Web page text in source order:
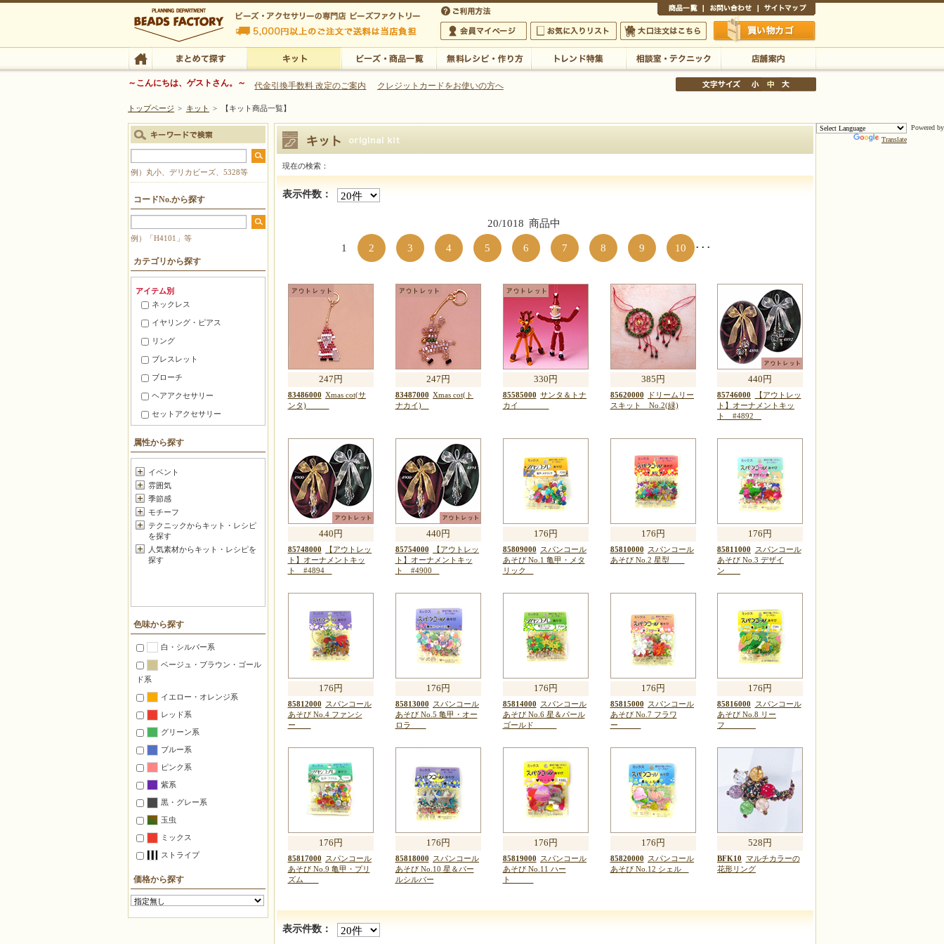
ビーズファクトリー ビーズ・パーツ・金具など・アクセサリーの専門店
ビーズ・アクセサリーの専門店 ビーズファクトリー 5,000円以上のご注文で送料は当店が負担いたします
ビーズ・アクセサリーの専門店 ビーズファクトリー 5,000円以上のご注文で送料は当店が負担いたします
会員マイページ
お気に入りリスト 大口注文はこちら 買い物かご
TOP まとめて探す キット
～こんにちは、ゲストさん。～ 代金引換手数料 改定のご案内 クレジットカードをお使いの方へ
トップページ > キット > 【キット商品一覧】
【キット商品一覧】
現在の検索：
表示件数：
20/1018 商品中
1 2 3 4 5 6 7 8 9 10 ･･･
247円
83486000 Xmas cot(サ
ンタ)
247円
83487000 Xmas cot(ト
ナカイ)
330円
85585000 サンタ＆トナ
カイ
385円
85620000
ドリームリー
スキット No.2(緑)
440円
85746000
【アウトレッ
ト】オーナメントキッ
ト #4892
440円
85748000
【アウトレッ
ト】オーナメントキッ
ト #4894
440円
85754000
【アウトレッ
ト】オーナメントキッ
ト #4900
176円
85809000 スパンコール
あそび No.1 亀甲・メタ
リック
176円
85810000 スパンコール
あそび No.2 星型
176円
85811000
スパンコール
あそび No.3 デザイ
ン
176円
85812000 スパンコール
あそび No.4 ファンシ
ー
176円
85813000 スパンコール
あそび No.5 亀甲・オー
ロラ
176円
85814000 スパンコール
あそび No.6 星＆パール
ゴールド
176円
85815000 スパンコール
あそび No.7 フラワ
ー
176円
85816000
スパンコール
あそび No.8 リー
フ
176円
85817000 スパンコール
あそび No.9 亀甲・プリ
ズム
176円
85818000 スパンコール
あそび No.10 星＆パー
ルシルバー
176円
85819000 スパンコール
あそび No.11 ハー
ト
176円
85820000 スパンコール
あそび No.12 シェル
528円
BFK10 マルチカラーの
花形リング
表示件数：
例）丸小、デリカビーズ、5328等
コードNo.から探す
例）「H4101」等
カテゴリから探す
アイテム別
ネックレス
イヤリング・ピアス
リング
ブレスレット
ブローチ
ヘアアクセサリー
セットアクセサリー
スマホ・携帯 アクセサリー
メガネ・マスク小物
暮らしの小道具
チャーム
お守り・香り
マスコット
フラワー
置くインテリア
つるすインテリア
照明
万華鏡
自由に作る【ミックス】
デリカビーズ織り材料セット
仕立て済みの箱入り【完成品】
対象別
初心者
中上級者
属性から探す
イベント
雰囲気
季節感
モチーフ
テクニックからキット・レシピ
を探す
人気素材からキット・レシピを
探す
色味から探す
白・シルバー系
ベージュ・ブラウン・ゴール
ド系
イエロー・オレンジ系
レッド系
グリーン系
ブルー系
ピンク系
紫系
黒・グレー系
玉虫
ミックス
ストライプ
価格から探す
Powered by
Translate